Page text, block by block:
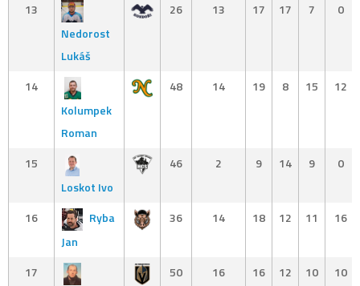
13
Nedorost
Lukáš
26 13 17 17 7 0
14
Kolumpek
Roman
48 14 19 8 15 12
15
Loskot Ivo
46 2 9 14 9 0
16
Ryba
Jan
36 14 18 12 11 16
17
50 16 16 12 10 10